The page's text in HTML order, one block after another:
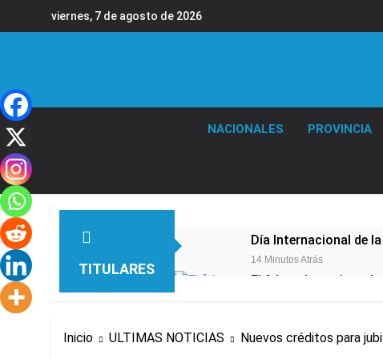
viernes, 7 de agosto de 2026
NACIONALES PROVINCIA
TITULARES
Día Internacional de
14 Minutos Atrás
El frío polar se instala
49 Minutos Atrás
Inicio ULTIMAS NOTICIAS Nuevos créditos para